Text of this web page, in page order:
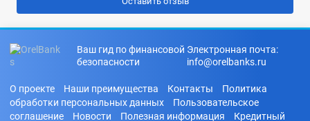
Ваш гид по финансовой
безопасности
Электронная почта:
info@orelbanks.ru
О проекте Наши преимущества Контакты
Политика
обработки персональных данных
Пользовательское
соглашение
Новости Полезная информация
Кредитный